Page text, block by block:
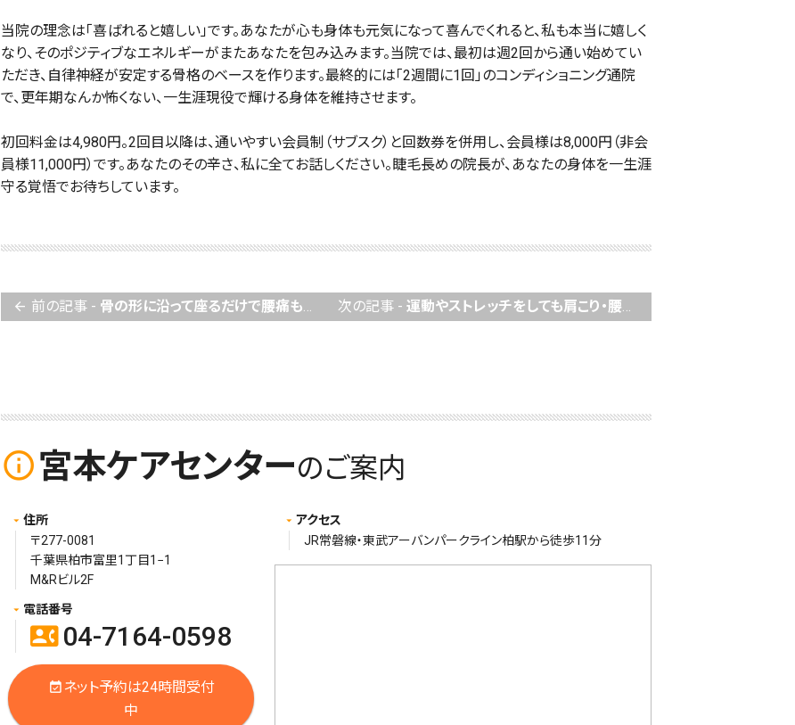
当院の理念は「喜ばれると嬉しい」です。あなたが心も身体も元気になって喜んでくれると、私も本当に嬉しく
なり、そのポジティブなエネルギーがまたあなたを包み込みます。当院では、最初は週2回から通い始めてい
ただき、自律神経が安定する骨格のベースを作ります。最終的には「2週間に1回」のコンディショニング通院
で、更年期なんか怖くない、一生涯現役で輝ける身体を維持させます。
初回料金は4,980円。2回目以降は、通いやすい会員制（サブスク）と回数券を併用し、会員様は8,000円（非会
員様11,000円）です。あなたのその辛さ、私に全てお話しください。睫毛長めの院長が、あなたの身体を一生涯
守る覚悟でお待ちしています。
arrow_back 前の記事 - 骨の形に沿って座るだけで腰痛も肩こりも頭痛も消える？江戸時代の躾に隠された驚異の身体論 次の記事 - 運動やストレッチをしても肩こり・腰痛が治らない驚きの理由：筋肉を「意識する」ほど身体は弱くなる！？
info_outline宮本ケアセンターのご案内
住所
〒277-0081
千葉県柏市富里1丁目1−1
M&Rビル2F
電話番号
contact_phone04-7164-0598
event_available ネット予約は24時間受付
中
アクセス
JR常磐線・東武アーバンパークライン柏駅から徒歩11分